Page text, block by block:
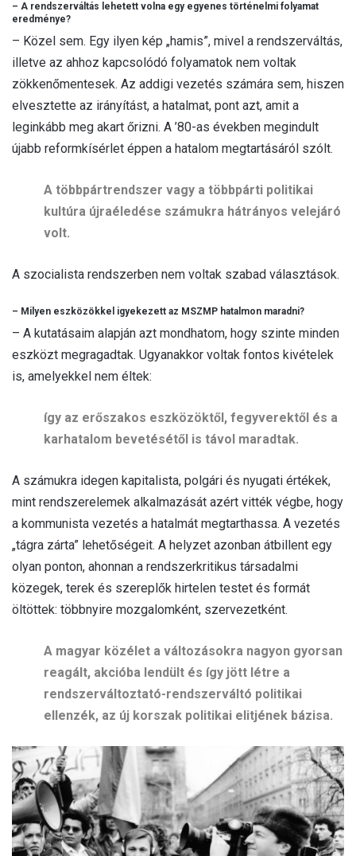
– A rendszerváltás lehetett volna egy egyenes történelmi folyamat
eredménye?
– Közel sem. Egy ilyen kép „hamis”, mivel a rendszerváltás,
illetve az ahhoz kapcsolódó folyamatok nem voltak
zökkenőmentesek. Az addigi vezetés számára sem, hiszen
elvesztette az irányítást, a hatalmat, pont azt, amit a
leginkább meg akart őrizni. A ’80-as években megindult
újabb reformkísérlet éppen a hatalom megtartásáról szólt.
A többpártrendszer vagy a többpárti politikai
kultúra újraéledése számukra hátrányos velejáró
volt.
A szocialista rendszerben nem voltak szabad választások.
– Milyen eszközökkel igyekezett az MSZMP hatalmon maradni?
– A kutatásaim alapján azt mondhatom, hogy szinte minden
eszközt megragadtak. Ugyanakkor voltak fontos kivételek
is, amelyekkel nem éltek:
így az erőszakos eszközöktől, fegyverektől és a
karhatalom bevetésétől is távol maradtak.
A számukra idegen kapitalista, polgári és nyugati értékek,
mint rendszerelemek alkalmazását azért vitték végbe, hogy
a kommunista vezetés a hatalmát megtarthassa. A vezetés
„tágra zárta” lehetőségeit. A helyzet azonban átbillent egy
olyan ponton, ahonnan a rendszerkritikus társadalmi
közegek, terek és szereplők hirtelen testet és formát
öltöttek: többnyire mozgalomként, szervezetként.
A magyar közélet a változásokra nagyon gyorsan
reagált, akcióba lendült és így jött létre a
rendszerváltoztató-rendszerváltó politikai
ellenzék, az új korszak politikai elitjének bázisa.